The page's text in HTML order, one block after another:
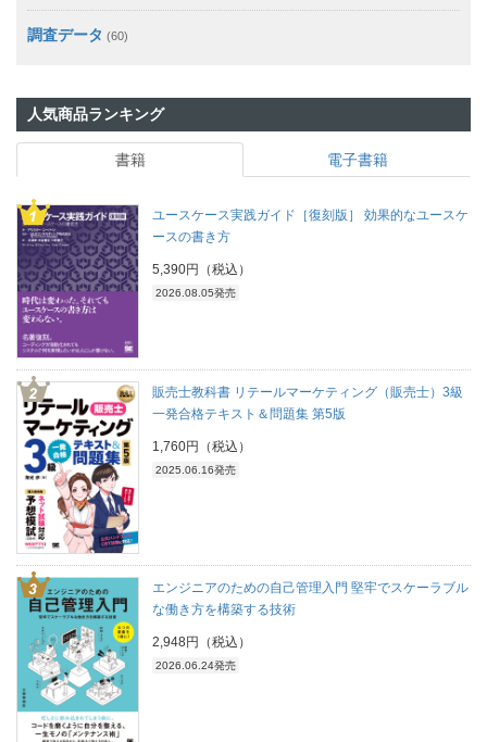
調査データ (60)
人気商品ランキング
書籍 電子書籍
ユースケース実践ガイド［復刻版］ 効果的なユースケ
ースの書き方
5,390円（税込）
2026.08.05発売
販売士教科書 リテールマーケティング（販売士）3級
一発合格テキスト＆問題集 第5版
1,760円（税込）
2025.06.16発売
エンジニアのための自己管理入門 堅牢でスケーラブル
な働き方を構築する技術
2,948円（税込）
2026.06.24発売